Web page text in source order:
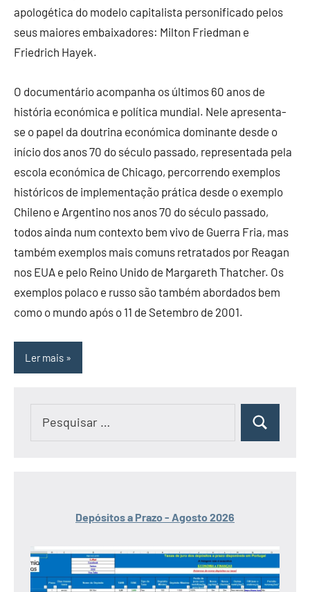
apologética do modelo capitalista personificado pelos
seus maiores embaixadores: Milton Friedman e
Friedrich Hayek.
O documentário acompanha os últimos 60 anos de
história económica e política mundial. Nele apresenta-
se o papel da doutrina económica dominante desde o
início dos anos 70 do século passado, representada pela
escola económica de Chicago, percorrendo exemplos
históricos de implementação prática desde o exemplo
Chileno e Argentino nos anos 70 do século passado,
todos ainda num contexto bem vivo de Guerra Fria, mas
também exemplos mais comuns retratados por Reagan
nos EUA e pelo Reino Unido de Margareth Thatcher. Os
exemplos polaco e russo são também abordados bem
como o mundo após o 11 de Setembro de 2001.
Ler mais
Pesquisar
Depósitos a Prazo - Agosto 2026